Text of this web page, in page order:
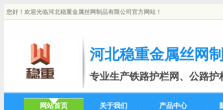
您好！欢迎光临河北稳重金属丝网制品有限公司官方网站！
河北稳重金属丝网
专业生产铁路护栏网、公路护
网站首页 关于我们 产品中心